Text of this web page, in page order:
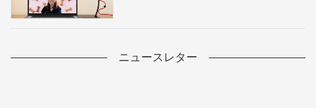
ニュースレター